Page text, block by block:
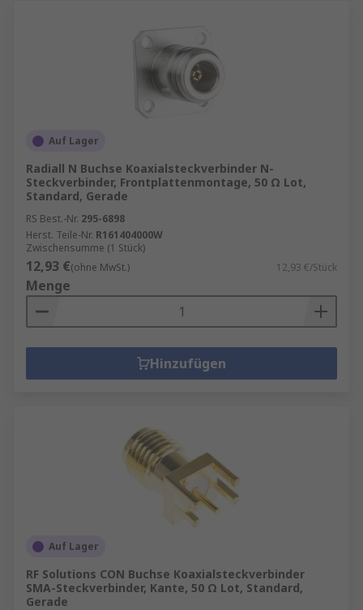
Auf Lager
Radiall N Buchse Koaxialsteckverbinder N-
Steckverbinder, Frontplattenmontage, 50 Ω Lot,
Standard, Gerade
RS Best.-Nr. 295-6898
Herst. Teile-Nr. R161404000W
Zwischensumme (1 Stück)
12,93 €(ohne MwSt.) 12,93 €/Stück
Menge
Hinzufügen
Auf Lager
RF Solutions CON Buchse Koaxialsteckverbinder
SMA-Steckverbinder, Kante, 50 Ω Lot, Standard,
Gerade